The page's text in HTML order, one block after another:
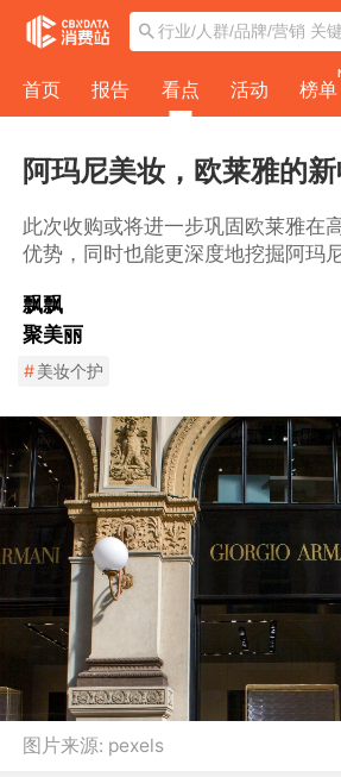
首页 报告 看点 活动 榜单
阿玛尼美妆，欧莱雅的
此次收购或将进一步巩固欧莱雅在
优势，同时也能更深度地挖掘阿玛
飘飘
聚美丽
#美妆个护
图片来源: pexels